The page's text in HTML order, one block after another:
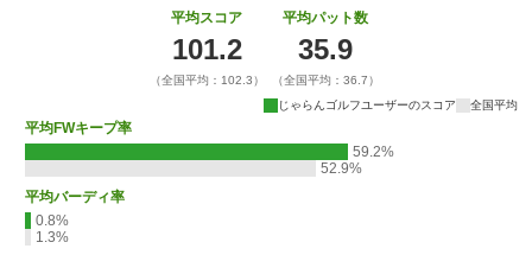
平均スコア
101.2
（全国平均：102.3）
平均パット数
35.9
（全国平均：36.7）
じゃらんゴルフユーザーのスコア
全国平均
平均FWキープ率
59.2%
52.9%
平均バーディ率
0.8%
1.3%